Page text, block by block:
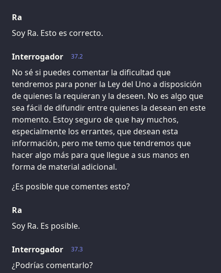
Ra
Soy Ra. Esto es correcto.
37.2
Interrogador
No sé si puedes comentar la dificultad que
tendremos para poner la Ley del Uno a disposición
de quienes la requieran y la deseen. No es algo que
sea fácil de difundir entre quienes la desean en este
momento. Estoy seguro de que hay muchos,
especialmente los errantes, que desean esta
información, pero me temo que tendremos que
hacer algo más para que llegue a sus manos en
forma de material adicional.
¿Es posible que comentes esto?
Ra
Soy Ra. Es posible.
37.3
Interrogador
¿Podrías comentarlo?